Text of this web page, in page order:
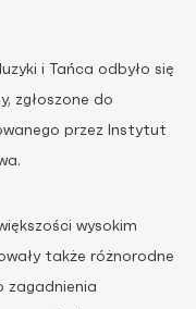
i Tańca odbyło się
zgłoszone do
przez Instytut
wysokim
także różnorodne
zagadnienia